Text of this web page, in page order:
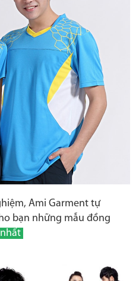
Ami Garment tự
bạn những mẫu đồng